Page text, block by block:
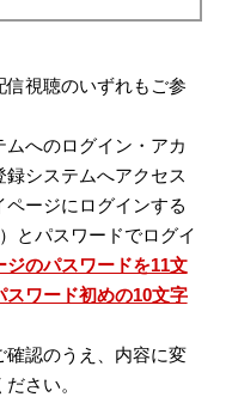
視聴のいずれもご参
へのログイン・アカ
システムへアクセス
ージにログインする
とパスワードでログイ
のパスワードを11文
ワード初めの10文字
確認のうえ、内容に変
さい。